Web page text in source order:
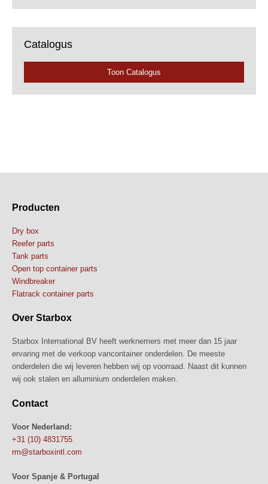
Catalogus
Toon Catalogus
Producten
Dry box
Reefer parts
Tank parts
Open top container parts
Windbreaker
Flatrack container parts
Over Starbox
Starbox International BV heeft werknemers met meer dan 15 jaar
ervaring met de verkoop vancontainer onderdelen. De meeste
onderdelen die wij leveren hebben wij op voorraad. Naast dit kunnen
wij ook stalen en alluminium onderdelen maken.
Contact
Voor Nederland:
+31 (10) 4831755
rm@starboxintl.com
Voor Spanje & Portugal